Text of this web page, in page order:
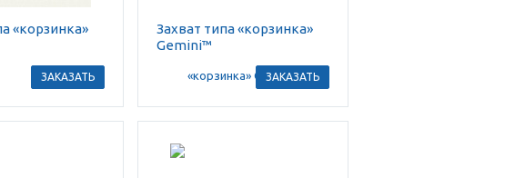
«корзинка»
ЗАКАЗАТЬ
Захват типа «корзинка»
Gemini™
ЗАКАЗАТЬ